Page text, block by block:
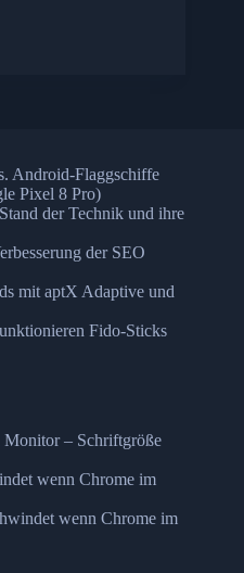
Android-Flaggschiffe
Pixel 8 Pro)
der Technik und ihre
der SEO
mit aptX Adaptive und
Fido-Sticks
– Schriftgröße
wenn Chrome im
wenn Chrome im